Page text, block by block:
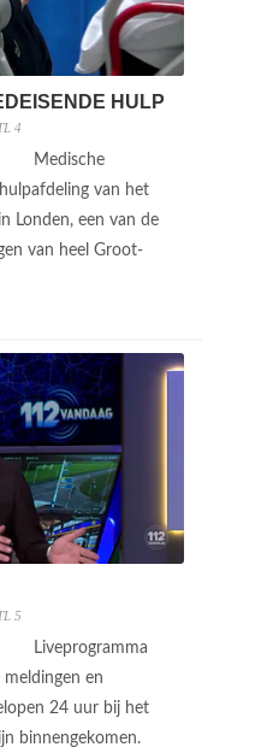
HULP
4
Medische
van het
Londen, een van de
van heel Groot-
5
Liveprogramma
en
24 uur bij het
binnengekomen.